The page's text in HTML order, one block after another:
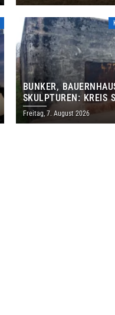
BUNKER,
SKULPTUREN: KREIS
LÄDT ZUM TAG DES
DENKMALS EIN
Freitag, 7. August 2026